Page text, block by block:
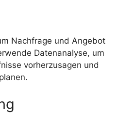
Nachfrage und Angebot
Datenanalyse, um
vorherzusagen und